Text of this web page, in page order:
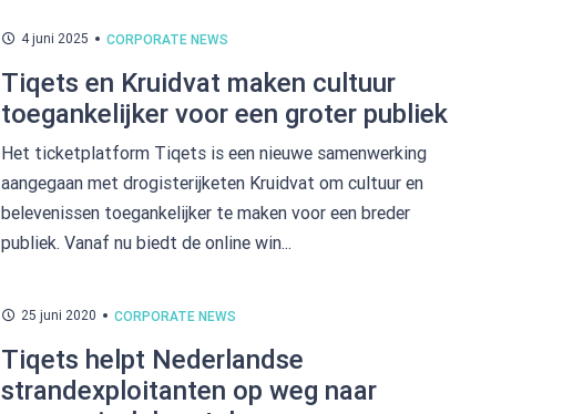
4 juni 2025 CORPORATE NEWS
Tiqets en Kruidvat maken cultuur
toegankelijker voor een groter publiek
Het ticketplatform Tiqets is een nieuwe samenwerking
aangegaan met drogisterijketen Kruidvat om cultuur en
belevenissen toegankelijker te maken voor een breder
publiek. Vanaf nu biedt de online win...
25 juni 2020 CORPORATE NEWS
Tiqets helpt Nederlandse
strandexploitanten op weg naar